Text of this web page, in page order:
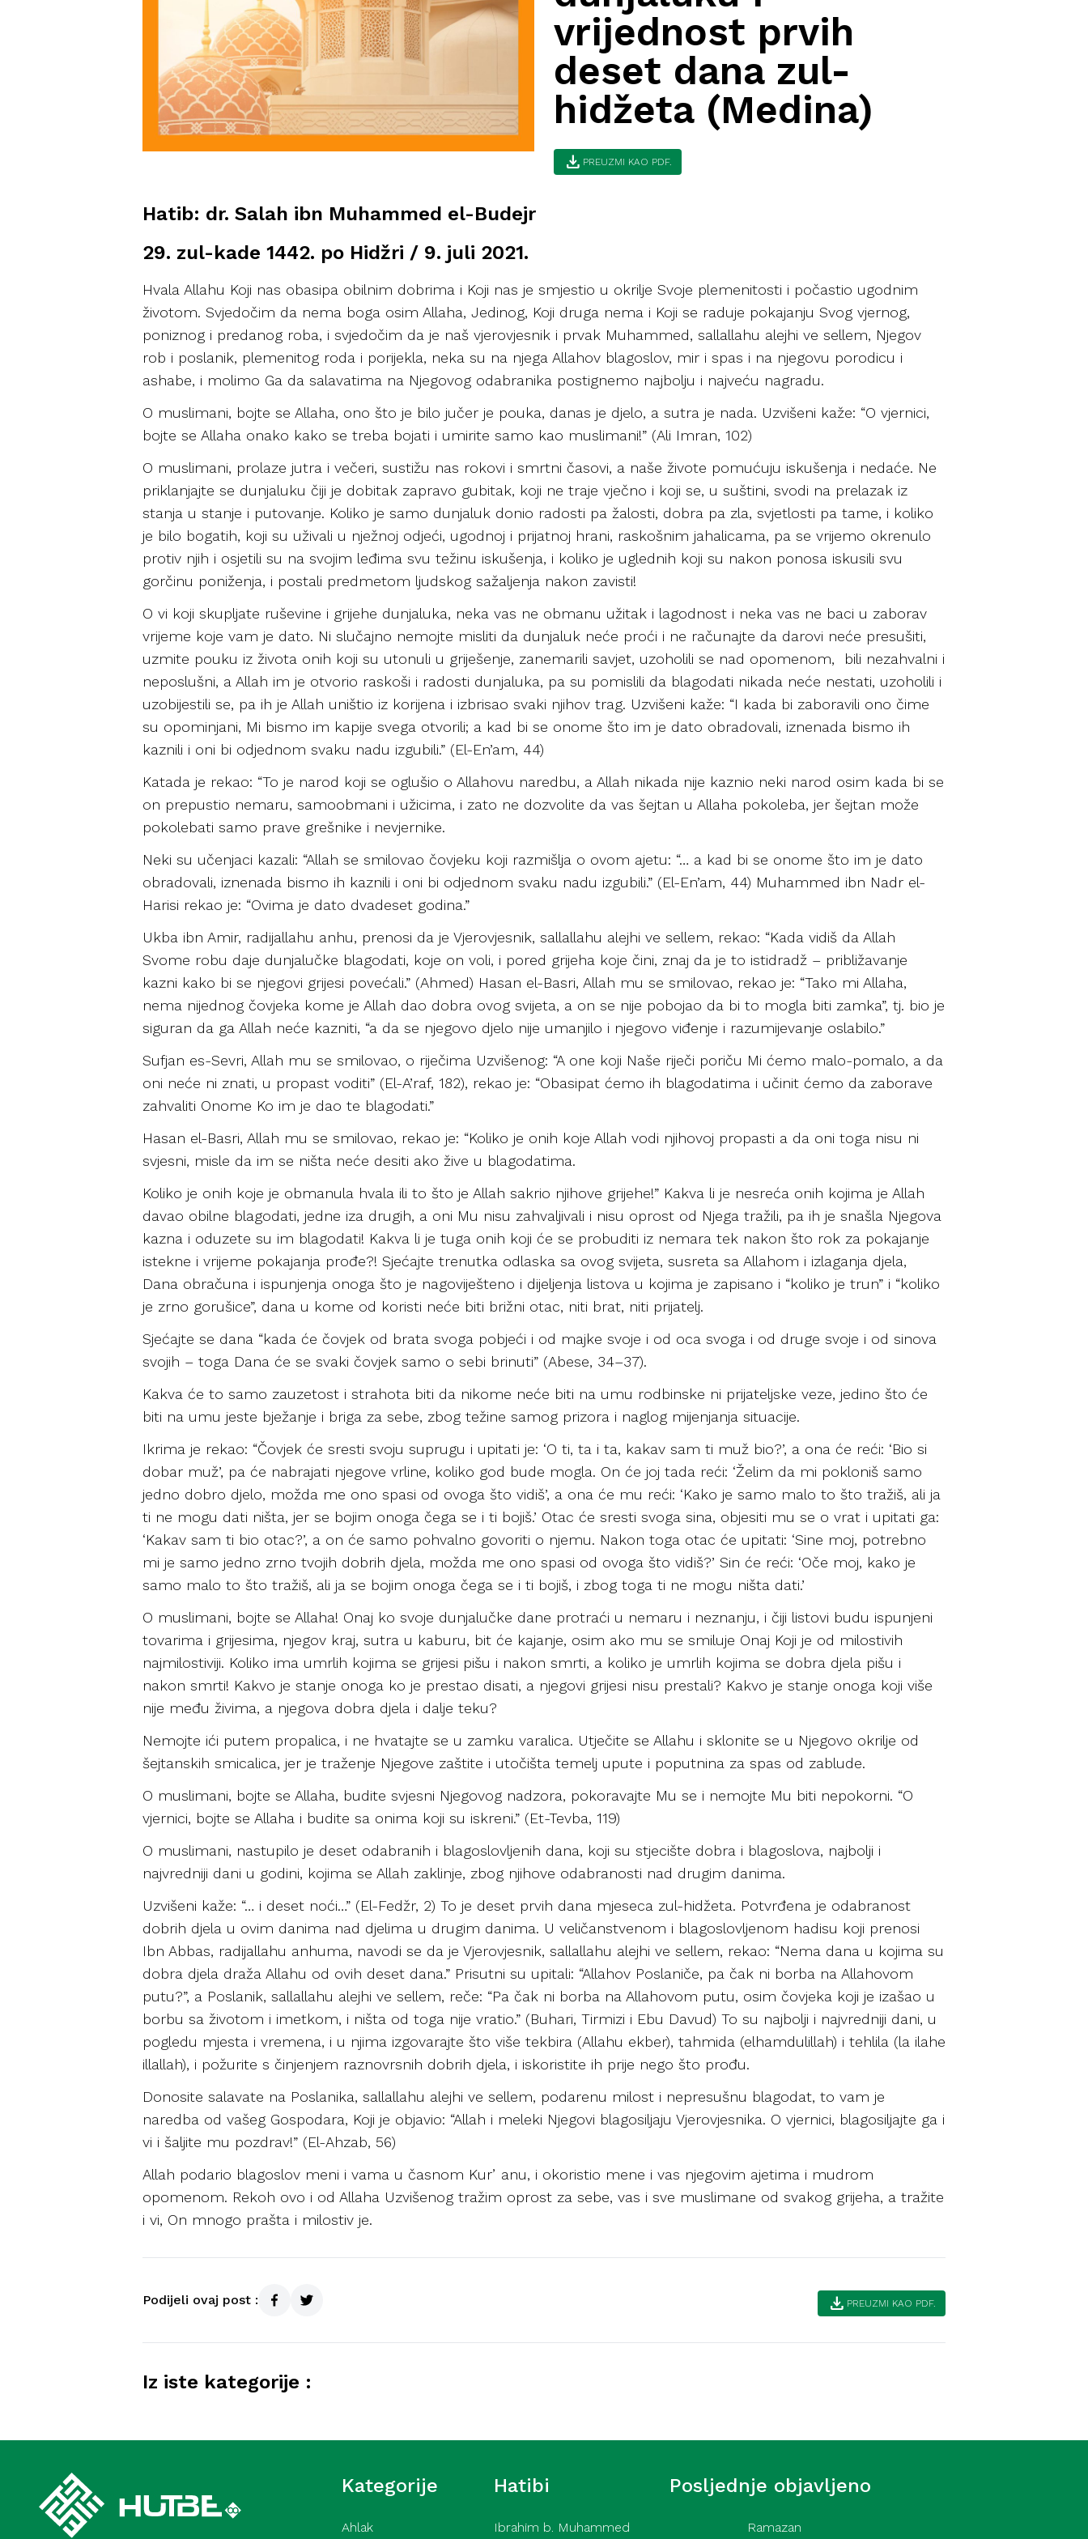
vrijednost prvih
deset dana zul-
hidžeta (Medina)
download PREUZMI KAO PDF.
Hatib: dr. Salah ibn Muhammed el-Budejr
29. zul-kade 1442. po Hidžri / 9. juli 2021.
Hvala Allahu Koji nas obasipa obilnim dobrima i Koji nas je smjestio u okrilje Svoje plemenitosti i počastio ugodnim
životom. Svjedočim da nema boga osim Allaha, Jedinog, Koji druga nema i Koji se raduje pokajanju Svog vjernog,
poniznog i predanog roba, i svjedočim da je naš vjerovjesnik i prvak Muhammed, sallallahu alejhi ve sellem, Njegov
rob i poslanik, plemenitog roda i porijekla, neka su na njega Allahov blagoslov, mir i spas i na njegovu porodicu i
ashabe, i molimo Ga da salavatima na Njegovog odabranika postignemo najbolju i najveću nagradu.
O muslimani, bojte se Allaha, ono što je bilo jučer je pouka, danas je djelo, a sutra je nada. Uzvišeni kaže: “O vjernici,
bojte se Allaha onako kako se treba bojati i umirite samo kao muslimani!” (Ali Imran, 102)
O muslimani, prolaze jutra i večeri, sustižu nas rokovi i smrtni časovi, a naše živote pomućuju iskušenja i nedaće. Ne
priklanjajte se dunjaluku čiji je dobitak zapravo gubitak, koji ne traje vječno i koji se, u suštini, svodi na prelazak iz
stanja u stanje i putovanje. Koliko je samo dunjaluk donio radosti pa žalosti, dobra pa zla, svjetlosti pa tame, i koliko
je bilo bogatih, koji su uživali u nježnoj odjeći, ugodnoj i prijatnoj hrani, raskošnim jahalicama, pa se vrijemo okrenulo
protiv njih i osjetili su na svojim leđima svu težinu iskušenja, i koliko je uglednih koji su nakon ponosa iskusili svu
gorčinu poniženja, i postali predmetom ljudskog sažaljenja nakon zavisti!
O vi koji skupljate ruševine i grijehe dunjaluka, neka vas ne obmanu užitak i lagodnost i neka vas ne baci u zaborav
vrijeme koje vam je dato. Ni slučajno nemojte misliti da dunjaluk neće proći i ne računajte da darovi neće presušiti,
uzmite pouku iz života onih koji su utonuli u griješenje, zanemarili savjet, uzoholili se nad opomenom, bili nezahvalni i
neposlušni, a Allah im je otvorio raskoši i radosti dunjaluka, pa su pomislili da blagodati nikada neće nestati, uzoholili i
uzobijestili se, pa ih je Allah uništio iz korijena i izbrisao svaki njihov trag. Uzvišeni kaže: “I kada bi zaboravili ono čime
su opominjani, Mi bismo im kapije svega otvorili; a kad bi se onome što im je dato obradovali, iznenada bismo ih
kaznili i oni bi odjednom svaku nadu izgubili.” (El-En’am, 44)
Katada je rekao: “To je narod koji se oglušio o Allahovu naredbu, a Allah nikada nije kaznio neki narod osim kada bi se
on prepustio nemaru, samoobmani i užicima, i zato ne dozvolite da vas šejtan u Allaha pokoleba, jer šejtan može
pokolebati samo prave grešnike i nevjernike.
Neki su učenjaci kazali: “Allah se smilovao čovjeku koji razmišlja o ovom ajetu: “… a kad bi se onome što im je dato
obradovali, iznenada bismo ih kaznili i oni bi odjednom svaku nadu izgubili.” (El-En’am, 44) Muhammed ibn Nadr el-
Harisi rekao je: “Ovima je dato dvadeset godina.”
Ukba ibn Amir, radijallahu anhu, prenosi da je Vjerovjesnik, sallallahu alejhi ve sellem, rekao: “Kada vidiš da Allah
Svome robu daje dunjalučke blagodati, koje on voli, i pored grijeha koje čini, znaj da je to istidradž – približavanje
kazni kako bi se njegovi grijesi povećali.” (Ahmed) Hasan el-Basri, Allah mu se smilovao, rekao je: “Tako mi Allaha,
nema nijednog čovjeka kome je Allah dao dobra ovog svijeta, a on se nije pobojao da bi to mogla biti zamka”, tj. bio je
siguran da ga Allah neće kazniti, “a da se njegovo djelo nije umanjilo i njegovo viđenje i razumijevanje oslabilo.”
Sufjan es-Sevri, Allah mu se smilovao, o riječima Uzvišenog: “A one koji Naše riječi poriču Mi ćemo malo-pomalo, a da
oni neće ni znati, u propast voditi” (El-A’raf, 182), rekao je: “Obasipat ćemo ih blagodatima i učinit ćemo da zaborave
zahvaliti Onome Ko im je dao te blagodati.”
Hasan el-Basri, Allah mu se smilovao, rekao je: “Koliko je onih koje Allah vodi njihovoj propasti a da oni toga nisu ni
svjesni, misle da im se ništa neće desiti ako žive u blagodatima.
Koliko je onih koje je obmanula hvala ili to što je Allah sakrio njihove grijehe!” Kakva li je nesreća onih kojima je Allah
davao obilne blagodati, jedne iza drugih, a oni Mu nisu zahvaljivali i nisu oprost od Njega tražili, pa ih je snašla Njegova
kazna i oduzete su im blagodati! Kakva li je tuga onih koji će se probuditi iz nemara tek nakon što rok za pokajanje
istekne i vrijeme pokajanja prođe?! Sjećajte trenutka odlaska sa ovog svijeta, susreta sa Allahom i izlaganja djela,
Dana obračuna i ispunjenja onoga što je nagoviješteno i dijeljenja listova u kojima je zapisano i “koliko je trun” i “koliko
je zrno gorušice”, dana u kome od koristi neće biti brižni otac, niti brat, niti prijatelj.
Sjećajte se dana “kada će čovjek od brata svoga pobjeći i od majke svoje i od oca svoga i od druge svoje i od sinova
svojih – toga Dana će se svaki čovjek samo o sebi brinuti” (Abese, 34–37).
Kakva će to samo zauzetost i strahota biti da nikome neće biti na umu rodbinske ni prijateljske veze, jedino što će
biti na umu jeste bježanje i briga za sebe, zbog težine samog prizora i naglog mijenjanja situacije.
Ikrima je rekao: “Čovjek će sresti svoju suprugu i upitati je: ‘O ti, ta i ta, kakav sam ti muž bio?’, a ona će reći: ‘Bio si
dobar muž’, pa će nabrajati njegove vrline, koliko god bude mogla. On će joj tada reći: ‘Želim da mi pokloniš samo
jedno dobro djelo, možda me ono spasi od ovoga što vidiš’, a ona će mu reći: ‘Kako je samo malo to što tražiš, ali ja
ti ne mogu dati ništa, jer se bojim onoga čega se i ti bojiš.’ Otac će sresti svoga sina, objesiti mu se o vrat i upitati ga:
‘Kakav sam ti bio otac?’, a on će samo pohvalno govoriti o njemu. Nakon toga otac će upitati: ‘Sine moj, potrebno
mi je samo jedno zrno tvojih dobrih djela, možda me ono spasi od ovoga što vidiš?’ Sin će reći: ‘Oče moj, kako je
samo malo to što tražiš, ali ja se bojim onoga čega se i ti bojiš, i zbog toga ti ne mogu ništa dati.’
O muslimani, bojte se Allaha! Onaj ko svoje dunjalučke dane protraći u nemaru i neznanju, i čiji listovi budu ispunjeni
tovarima i grijesima, njegov kraj, sutra u kaburu, bit će kajanje, osim ako mu se smiluje Onaj Koji je od milostivih
najmilostiviji. Koliko ima umrlih kojima se grijesi pišu i nakon smrti, a koliko je umrlih kojima se dobra djela pišu i
nakon smrti! Kakvo je stanje onoga ko je prestao disati, a njegovi grijesi nisu prestali? Kakvo je stanje onoga koji više
nije među živima, a njegova dobra djela i dalje teku?
Nemojte ići putem propalica, i ne hvatajte se u zamku varalica. Utječite se Allahu i sklonite se u Njegovo okrilje od
šejtanskih smicalica, jer je traženje Njegove zaštite i utočišta temelj upute i poputnina za spas od zablude.
O muslimani, bojte se Allaha, budite svjesni Njegovog nadzora, pokoravajte Mu se i nemojte Mu biti nepokorni. “O
vjernici, bojte se Allaha i budite sa onima koji su iskreni.” (Et-Tevba, 119)
O muslimani, nastupilo je deset odabranih i blagoslovljenih dana, koji su stjecište dobra i blagoslova, najbolji i
najvredniji dani u godini, kojima se Allah zaklinje, zbog njihove odabranosti nad drugim danima.
Uzvišeni kaže: “… i deset noći…” (El-Fedžr, 2) To je deset prvih dana mjeseca zul-hidžeta. Potvrđena je odabranost
dobrih djela u ovim danima nad djelima u drugim danima. U veličanstvenom i blagoslovljenom hadisu koji prenosi
Ibn Abbas, radijallahu anhuma, navodi se da je Vjerovjesnik, sallallahu alejhi ve sellem, rekao: “Nema dana u kojima su
dobra djela draža Allahu od ovih deset dana.” Prisutni su upitali: “Allahov Poslaniče, pa čak ni borba na Allahovom
putu?”, a Poslanik, sallallahu alejhi ve sellem, reče: “Pa čak ni borba na Allahovom putu, osim čovjeka koji je izašao u
borbu sa životom i imetkom, i ništa od toga nije vratio.” (Buhari, Tirmizi i Ebu Davud) To su najbolji i najvredniji dani, u
pogledu mjesta i vremena, i u njima izgovarajte što više tekbira (Allahu ekber), tahmida (elhamdulillah) i tehlila (la ilahe
illallah), i požurite s činjenjem raznovrsnih dobrih djela, i iskoristite ih prije nego što prođu.
Donosite salavate na Poslanika, sallallahu alejhi ve sellem, podarenu milost i nepresušnu blagodat, to vam je
naredba od vašeg Gospodara, Koji je objavio: “Allah i meleki Njegovi blagosiljaju Vjerovjesnika. O vjernici, blagosiljajte ga i
vi i šaljite mu pozdrav!” (El-Ahzab, 56)
Allah podario blagoslov meni i vama u časnom Kurʼanu, i okoristio mene i vas njegovim ajetima i mudrom
opomenom. Rekoh ovo i od Allaha Uzvišenog tražim oprost za sebe, vas i sve muslimane od svakog grijeha, a tražite
i vi, On mnogo prašta i milostiv je.
Podijeli ovaj post : download PREUZMI KAO PDF.
Iz iste kategorije :
Kategorije
Ahlak
Hatibi
Ibrahim b. Muhammed
Posljednje objavljeno
Ramazan